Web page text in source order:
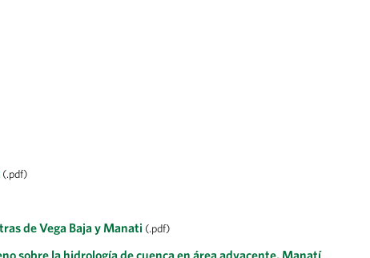
(.pdf)
de Vega Baja y Manati (.pdf)
sobre la hidrología de cuenca en área adyacente, Manatí